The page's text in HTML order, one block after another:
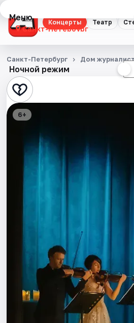
Концерты Театр
Меню
Санкт-Петербург
Концерты
Театр
Стендап
Квесты
Артисты
Ночной режим
Санкт-Петербург Дом
6+